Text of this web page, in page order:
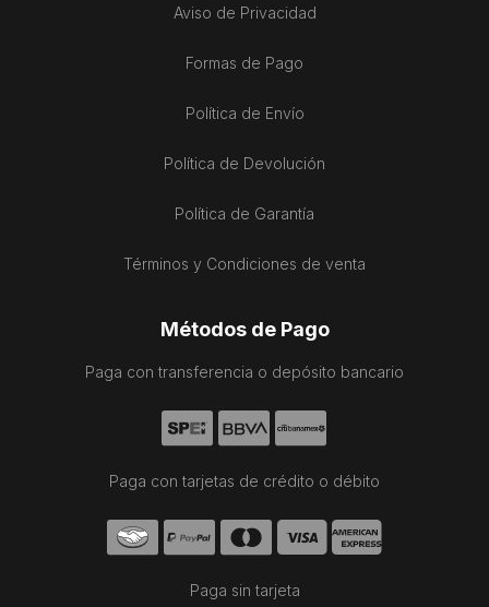
Aviso de Privacidad
Formas de Pago
Política de Envío
Política de Devolución
Política de Garantía
Términos y Condiciones de venta
Métodos de Pago
Paga con transferencia o depósito bancario
Paga con tarjetas de crédito o débito
Paga sin tarjeta